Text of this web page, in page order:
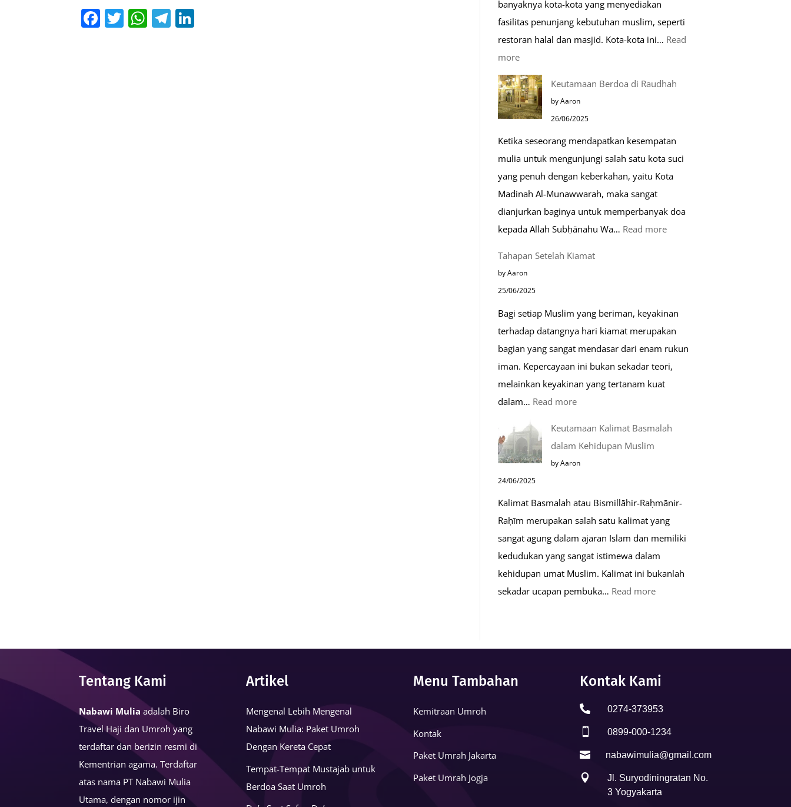
Facebook
Twitter
WhatsApp
Telegram
banyaknya kota-kota yang menyediakan
fasilitas penunjang kebutuhan muslim, seperti
restoran halal dan masjid. Kota-kota ini… Read
more:
10
Kota
Ramah
di
Eropa
Keutamaan Berdoa di Raudhah
by Aaron
26/06/2025
Ketika seseorang mendapatkan kesempatan
mulia untuk mengunjungi salah satu kota suci
yang penuh dengan keberkahan, yaitu Kota
Madinah Al-Munawwarah, maka sangat
dianjurkan baginya untuk memperbanyak doa
kepada Allah Subḥānahu Wa… Read more:
Tahapan Setelah Kiamat
by Aaron
25/06/2025
Bagi setiap Muslim yang beriman, keyakinan
terhadap datangnya hari kiamat merupakan
bagian yang sangat mendasar dari enam rukun
iman. Kepercayaan ini bukan sekadar teori,
melainkan keyakinan yang tertanam kuat
dalam… Read more:
Keutamaan Kalimat Basmalah
dalam Kehidupan Muslim
by Aaron
24/06/2025
Kalimat Basmalah atau Bismillāhir-Raḥmānir-
Raḥīm merupakan salah satu kalimat yang
sangat agung dalam ajaran Islam dan memiliki
kedudukan yang sangat istimewa dalam
kehidupan umat Muslim. Kalimat ini bukanlah
sekadar ucapan pembuka… Read more:
Kehidupan
Tentang Kami
Nabawi Mulia adalah Biro
Travel Haji dan Umroh yang
terdaftar dan berizin resmi di
Kementrian agama. Terdaftar
atas nama PT Nabawi Mulia
Utama, dengan nomor ijin
Artikel
Mengenal Lebih Mengenal
Nabawi Mulia: Paket Umroh
Dengan Kereta Cepat
Tempat-Tempat Mustajab untuk
Berdoa Saat Umroh
Menu Tambahan
Kemitraan Umroh
Kontak
Paket Umrah Jakarta
Paket Umrah Jogja
Kontak Kami
 0274-373953
 0899-000-1234
 nabawimulia@gmail.com

Jl. Suryodiningratan No.
3 Yogyakarta